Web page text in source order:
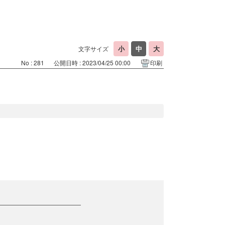
文字サイズ
No : 281 公開日時 : 2023/04/25 00:00 印刷